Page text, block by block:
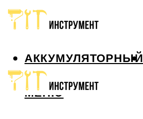
АККУМУЛЯТОРНЫЙ
МЕНЮ